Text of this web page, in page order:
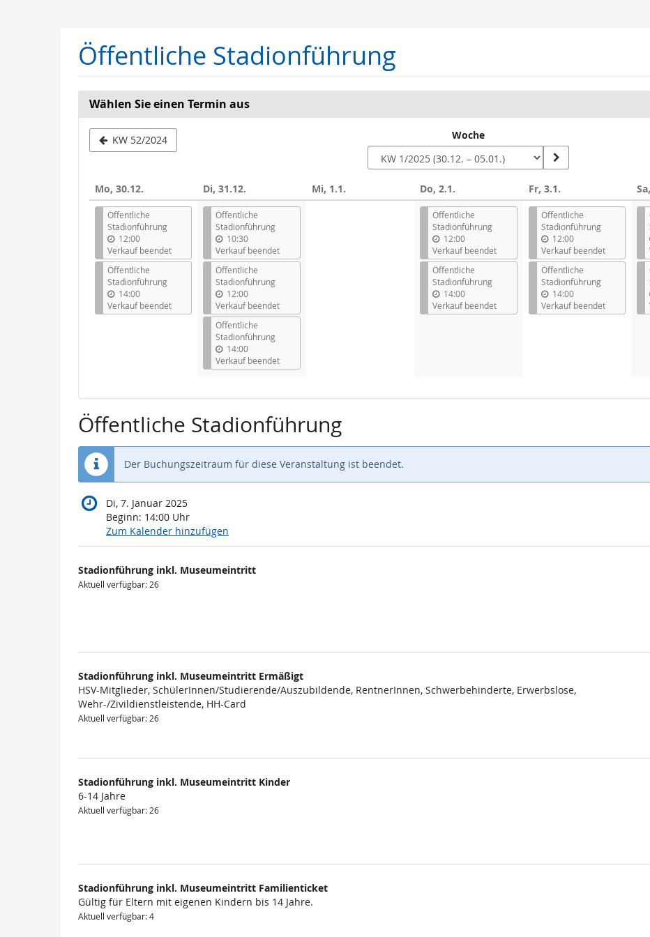
Öffentliche Stadionführung
Wählen Sie einen Termin aus
KW 52/2024
auswählen
Woche
Mo, 30.12.
Öffentliche
Stadionführung
12:00
Verkauf beendet
Öffentliche
Stadionführung
14:00
Verkauf beendet
Di, 31.12.
Öffentliche
Stadionführung
10:30
Verkauf beendet
Öffentliche
Stadionführung
12:00
Verkauf beendet
Öffentliche
Stadionführung
14:00
Verkauf beendet
Mi, 1.1. Do, 2.1.
Öffentliche
Stadionführung
12:00
Verkauf beendet
Öffentliche
Stadionführung
14:00
Verkauf beendet
Fr, 3.1.
Öffentliche
Stadionführung
12:00
Verkauf beendet
Öffentliche
Stadionführung
14:00
Verkauf beendet
Öffentliche Stadionführung
Der Buchungszeitraum für diese Veranstaltung ist beendet.
Di, 7. Januar 2025
Beginn: 14:00 Uhr
Zum Kalender hinzufügen
Produkte
Unkategorisierte
Stadionführung inkl. Museumeintritt
Aktuell verfügbar: 26
Stadionführung inkl. Museumeintritt Ermäßigt
HSV-Mitglieder, SchülerInnen/Studierende/Auszubildende, RentnerInnen, Schwerbehinderte, Erwerbslose,
Wehr-/Zivildienstleistende, HH-Card
Aktuell verfügbar: 26
Stadionführung inkl. Museumeintritt Kinder
6-14 Jahre
Aktuell verfügbar: 26
Stadionführung inkl. Museumeintritt Familienticket
Gültig für Eltern mit eigenen Kindern bis 14 Jahre.
Aktuell verfügbar: 4